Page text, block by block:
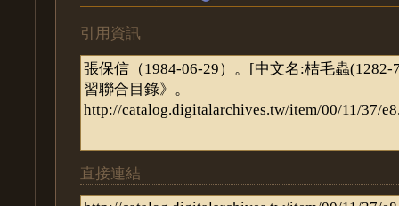
引用資訊
直接連結